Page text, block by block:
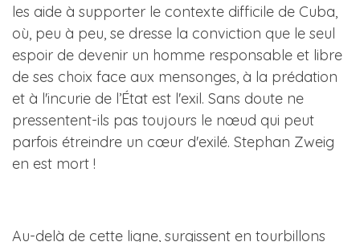
les aide à supporter le contexte difficile de Cuba,
où, peu à peu, se dresse la conviction que le seul
espoir de devenir un homme responsable et libre
de ses choix face aux mensonges, à la prédation
et à l'incurie de l’État est l'exil. Sans doute ne
pressentent-ils pas toujours le nœud qui peut
parfois étreindre un cœur d'exilé. Stephan Zweig
en est mort !
Au-delà de cette ligne, surgissent en tourbillons